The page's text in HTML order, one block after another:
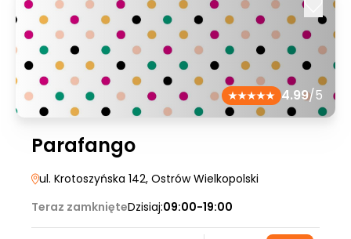
4.99/5
Parafango
ul. Krotoszyńska 142, Ostrów Wielkopolski
Teraz zamknięteDzisiaj:09:00-19:00